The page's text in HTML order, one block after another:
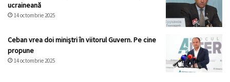
ucraineană
14 octombrie 2025
Ceban vrea doi miniștri în viitorul Guvern. Pe cine
propune
14 octombrie 2025